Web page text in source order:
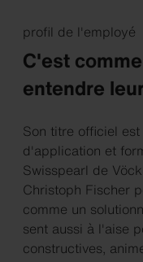
profil de l'employé
C'est
entendre
Son titre officiel
d'application et
Swisspearl de
Christoph Fischer
comme un
sent aussi à l'aise
constructives,